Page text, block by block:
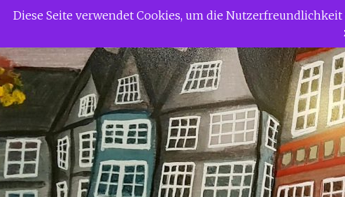
ZumSiggi Gerdaus Welt
Diese Seite verwendet Cookies, um die